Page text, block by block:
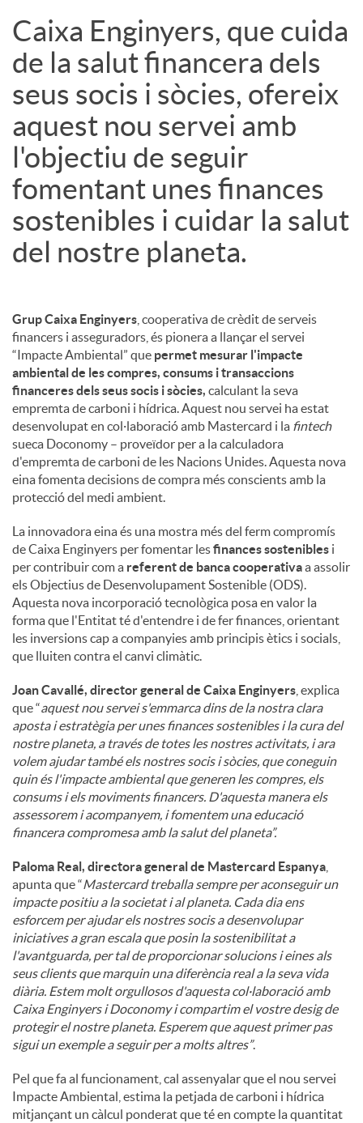
Caixa Enginyers, que cuida
de la salut financera dels
seus socis i sòcies, ofereix
aquest nou servei amb
l'objectiu de seguir
fomentant unes finances
sostenibles i cuidar la salut
del nostre planeta.
Grup Caixa Enginyers , cooperativa de crèdit de serveis
financers i asseguradors, és pionera a llançar el servei
“Impacte Ambiental” que permet mesurar l'impacte
ambiental de les compres, consums i transaccions
financeres dels seus socis i sòcies, calculant la seva
empremta de carboni i hídrica. Aquest nou servei ha estat
desenvolupat en col·laboració amb Mastercard i la fintech
sueca Doconomy – proveïdor per a la calculadora
d'empremta de carboni de les Nacions Unides. Aquesta nova
eina fomenta decisions de compra més conscients amb la
protecció del medi ambient.
La innovadora eina és una mostra més del ferm compromís
de Caixa Enginyers per fomentar lesfinances sostenibles i
per contribuir com a referent de banca cooperativaa assolir
els Objectius de Desenvolupament Sostenible (ODS).
Aquesta nova incorporació tecnològica posa en valor la
forma que l'Entitat té d'entendre i de fer finances, orientant
les inversions cap a companyies amb principis ètics i socials,
que lluiten contra el canvi climàtic.
Joan Cavallé, director general de Caixa Enginyers , explica
que “aquest nou servei s'emmarca dins de la nostra clara
aposta i estratègia per unes finances sostenibles i la cura del
nostre planeta, a través de totes les nostres activitats, i ara
volem ajudar també els nostres socis i sòcies, que coneguin
quin és l'impacte ambiental que generen les compres, els
consums i els moviments financers. D'aquesta manera els
assessorem i acompanyem, i fomentem una educació
financera compromesa amb la salut del planeta”.
Paloma Real, directora general de Mastercard Espanya
apunta que “Mastercard treballa sempre per aconseguir un
impacte positiu a la societat i al planeta. Cada dia ens
esforcem per ajudar els nostres socis a desenvolupar
iniciatives a gran escala que posin la sostenibilitat a
l'avantguarda, per tal de proporcionar solucions i eines als
seus clients que marquin una diferència real a la seva vida
diària. Estem molt orgullosos d'aquesta col·laboració amb
Caixa Enginyers i Doconomy i compartim el vostre desig de
protegir el nostre planeta. Esperem que aquest primer pas
sigui un exemple a seguir per a molts altres”.
Pel que fa al funcionament, cal assenyalar que el nou servei
Impacte Ambiental, estima la petjada de carboni i hídrica
mitjançant un càlcul ponderat que té en compte la quantitat